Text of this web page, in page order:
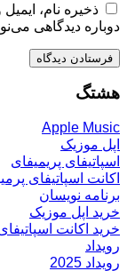
ذخیره نام،
دوباره دیدگاهی
هشتگ
Apple Music
اپل موزیک
اسپاتیفای پریمیفای
اکانت اسپاتیفای
برنامه نویسان
خرید اپل موزیک
خرید اکانت
رویداد
رویداد 2025